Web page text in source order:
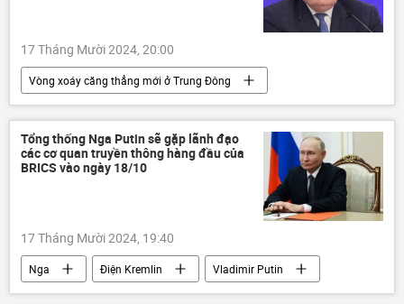
17 Tháng Mười 2024, 20:00
Vòng xoáy căng thẳng mới ở Trung Đông
Nga
Bộ Ngoại giao Nga
Sergei Ryabkov
Iran
Tehran
Thế giới
Chính trị
thông tin
Hoa Kỳ
phương Tây
Trung Đông
Tổng thống Nga Putin sẽ gặp lãnh đạo
các cơ quan truyền thông hàng đầu của
BRICS vào ngày 18/10
17 Tháng Mười 2024, 19:40
Nga Điện Kremlin
Vladimir Putin
BRICS
MIA Rossiya Segodnya